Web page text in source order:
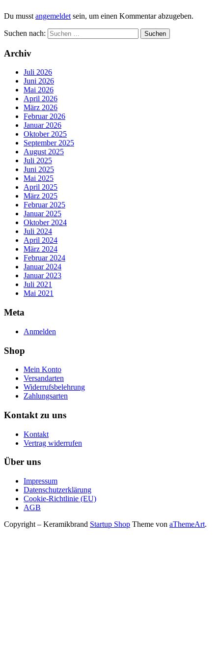
Du musst angemeldet sein, um einen Kommentar abzugeben.
Suchen nach:
Archiv
Juli 2026
Juni 2026
Mai 2026
April 2026
März 2026
Februar 2026
Januar 2026
Oktober 2025
September 2025
August 2025
Juli 2025
Juni 2025
Mai 2025
April 2025
März 2025
Februar 2025
Januar 2025
Oktober 2024
Juli 2024
April 2024
März 2024
Februar 2024
Januar 2024
Januar 2023
Juli 2021
Mai 2021
Meta
Anmelden
Shop
Mein Konto
Versandarten
Widerrufsbelehrung
Zahlungsarten
Kontakt zu uns
Kontakt
Vertrag widerrufen
Über uns
Impressum
Datenschutzerklärung
Cookie-Richtlinie (EU)
AGB
Copyright – Keramikbrand Startup Shop Theme von aThemeArt.